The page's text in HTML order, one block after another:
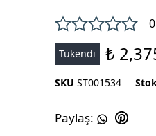
Tükendi ₺
SKU ST001534
Paylaş: